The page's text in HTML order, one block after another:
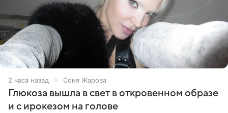
2 часа назад Соня Жарова
Глюкоза вышла в свет в откровенном образе
и с ирокезом на голове